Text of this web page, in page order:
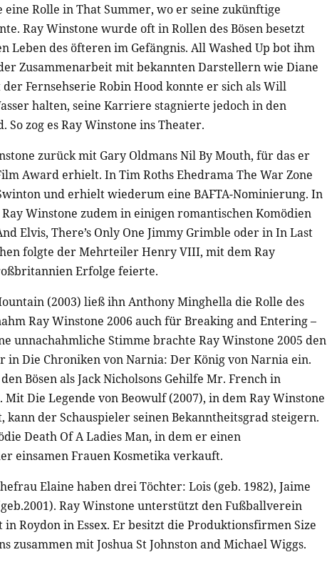
eine Rolle in That Summer, wo er seine zukünftige
Ray Winstone wurde oft in Rollen des Bösen besetzt
Leben des öfteren im Gefängnis. All Washed Up bot ihm
Zusammenarbeit mit bekannten Darstellern wie Diane
Fernsehserie Robin Hood konnte er sich als Will
halten, seine Karriere stagnierte jedoch in den
So zog es Ray Winstone ins Theater.
zurück mit Gary Oldmans Nil By Mouth, für das er
Award erhielt. In Tim Roths Ehedrama The War Zone
und erhielt wiederum eine BAFTA-Nominierung. In
Winstone zudem in einigen romantischen Komödien
Elvis, There’s Only One Jimmy Grimble oder in In Last
folgte der Mehrteiler Henry VIII, mit dem Ray
Erfolge feierte.
(2003) ließ ihn Anthony Minghella die Rolle des
Ray Winstone 2006 auch für Breaking and Entering –
unnachahmliche Stimme brachte Ray Winstone 2005 den
in Die Chroniken von Narnia: Der König von Narnia ein.
Bösen als Jack Nicholsons Gehilfe Mr. French in
Die Legende von Beowulf (2007), in dem Ray Winstone
kann der Schauspieler seinen Bekanntheitsgrad steigern.
Death Of A Ladies Man, in dem er einen
einsamen Frauen Kosmetika verkauft.
Elaine haben drei Töchter: Lois (geb. 1982), Jaime
Ray Winstone unterstützt den Fußballverein
Roydon in Essex. Er besitzt die Produktionsfirmen Size
zusammen mit Joshua St Johnston and Michael Wiggs.